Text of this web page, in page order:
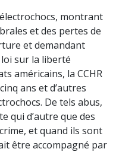
montrant
et des pertes de
et demandant
loi sur la liberté
américains, la CCHR
ans et d’autres
De tels abus,
qui d’autre que des
et quand ils sont
être accompagné par